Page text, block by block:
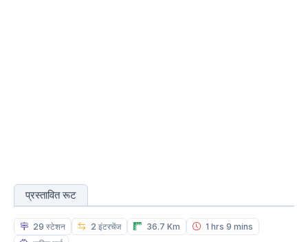
प्रस्तावित रूट
29 स्टेशन 2 इंटरचेंज 36.7 Km
1 hrs 9 mins